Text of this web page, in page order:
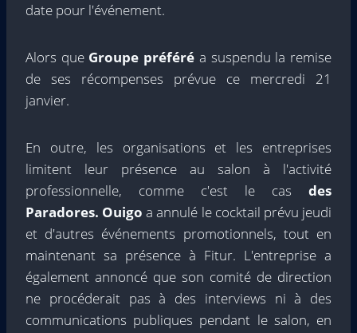
date pour l'événement.
Alors que Groupe préféré a suspendu la remise
de ses récompenses prévue ce mercredi 21
janvier.
En outre, les organisations et les entreprises
limitent leur présence au salon à l'activité
professionnelle, comme c'est le cas des
Paradores. Ouigo a annulé le cocktail prévu jeudi
et d'autres événements promotionnels, tout en
maintenant sa présence à Fitur. L'entreprise a
également annoncé que son comité de direction
ne procéderait pas à des interviews ni à des
communications publiques pendant le salon, en